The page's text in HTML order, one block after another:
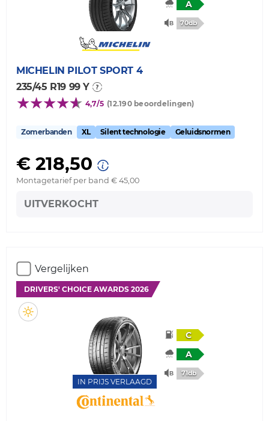
A
70db
MICHELIN PILOT SPORT 4
235/45 R19 99 Y
4,7/5 (12.190 beoordelingen)
Zomerbanden XL Silent technologie Geluidsnormen
€ 218,50
Montagetarief per band € 45,00
UITVERKOCHT
Vergelijken
DRIVERS' CHOICE AWARDS 2026
IN PRIJS VERLAAGD
C
A
71db